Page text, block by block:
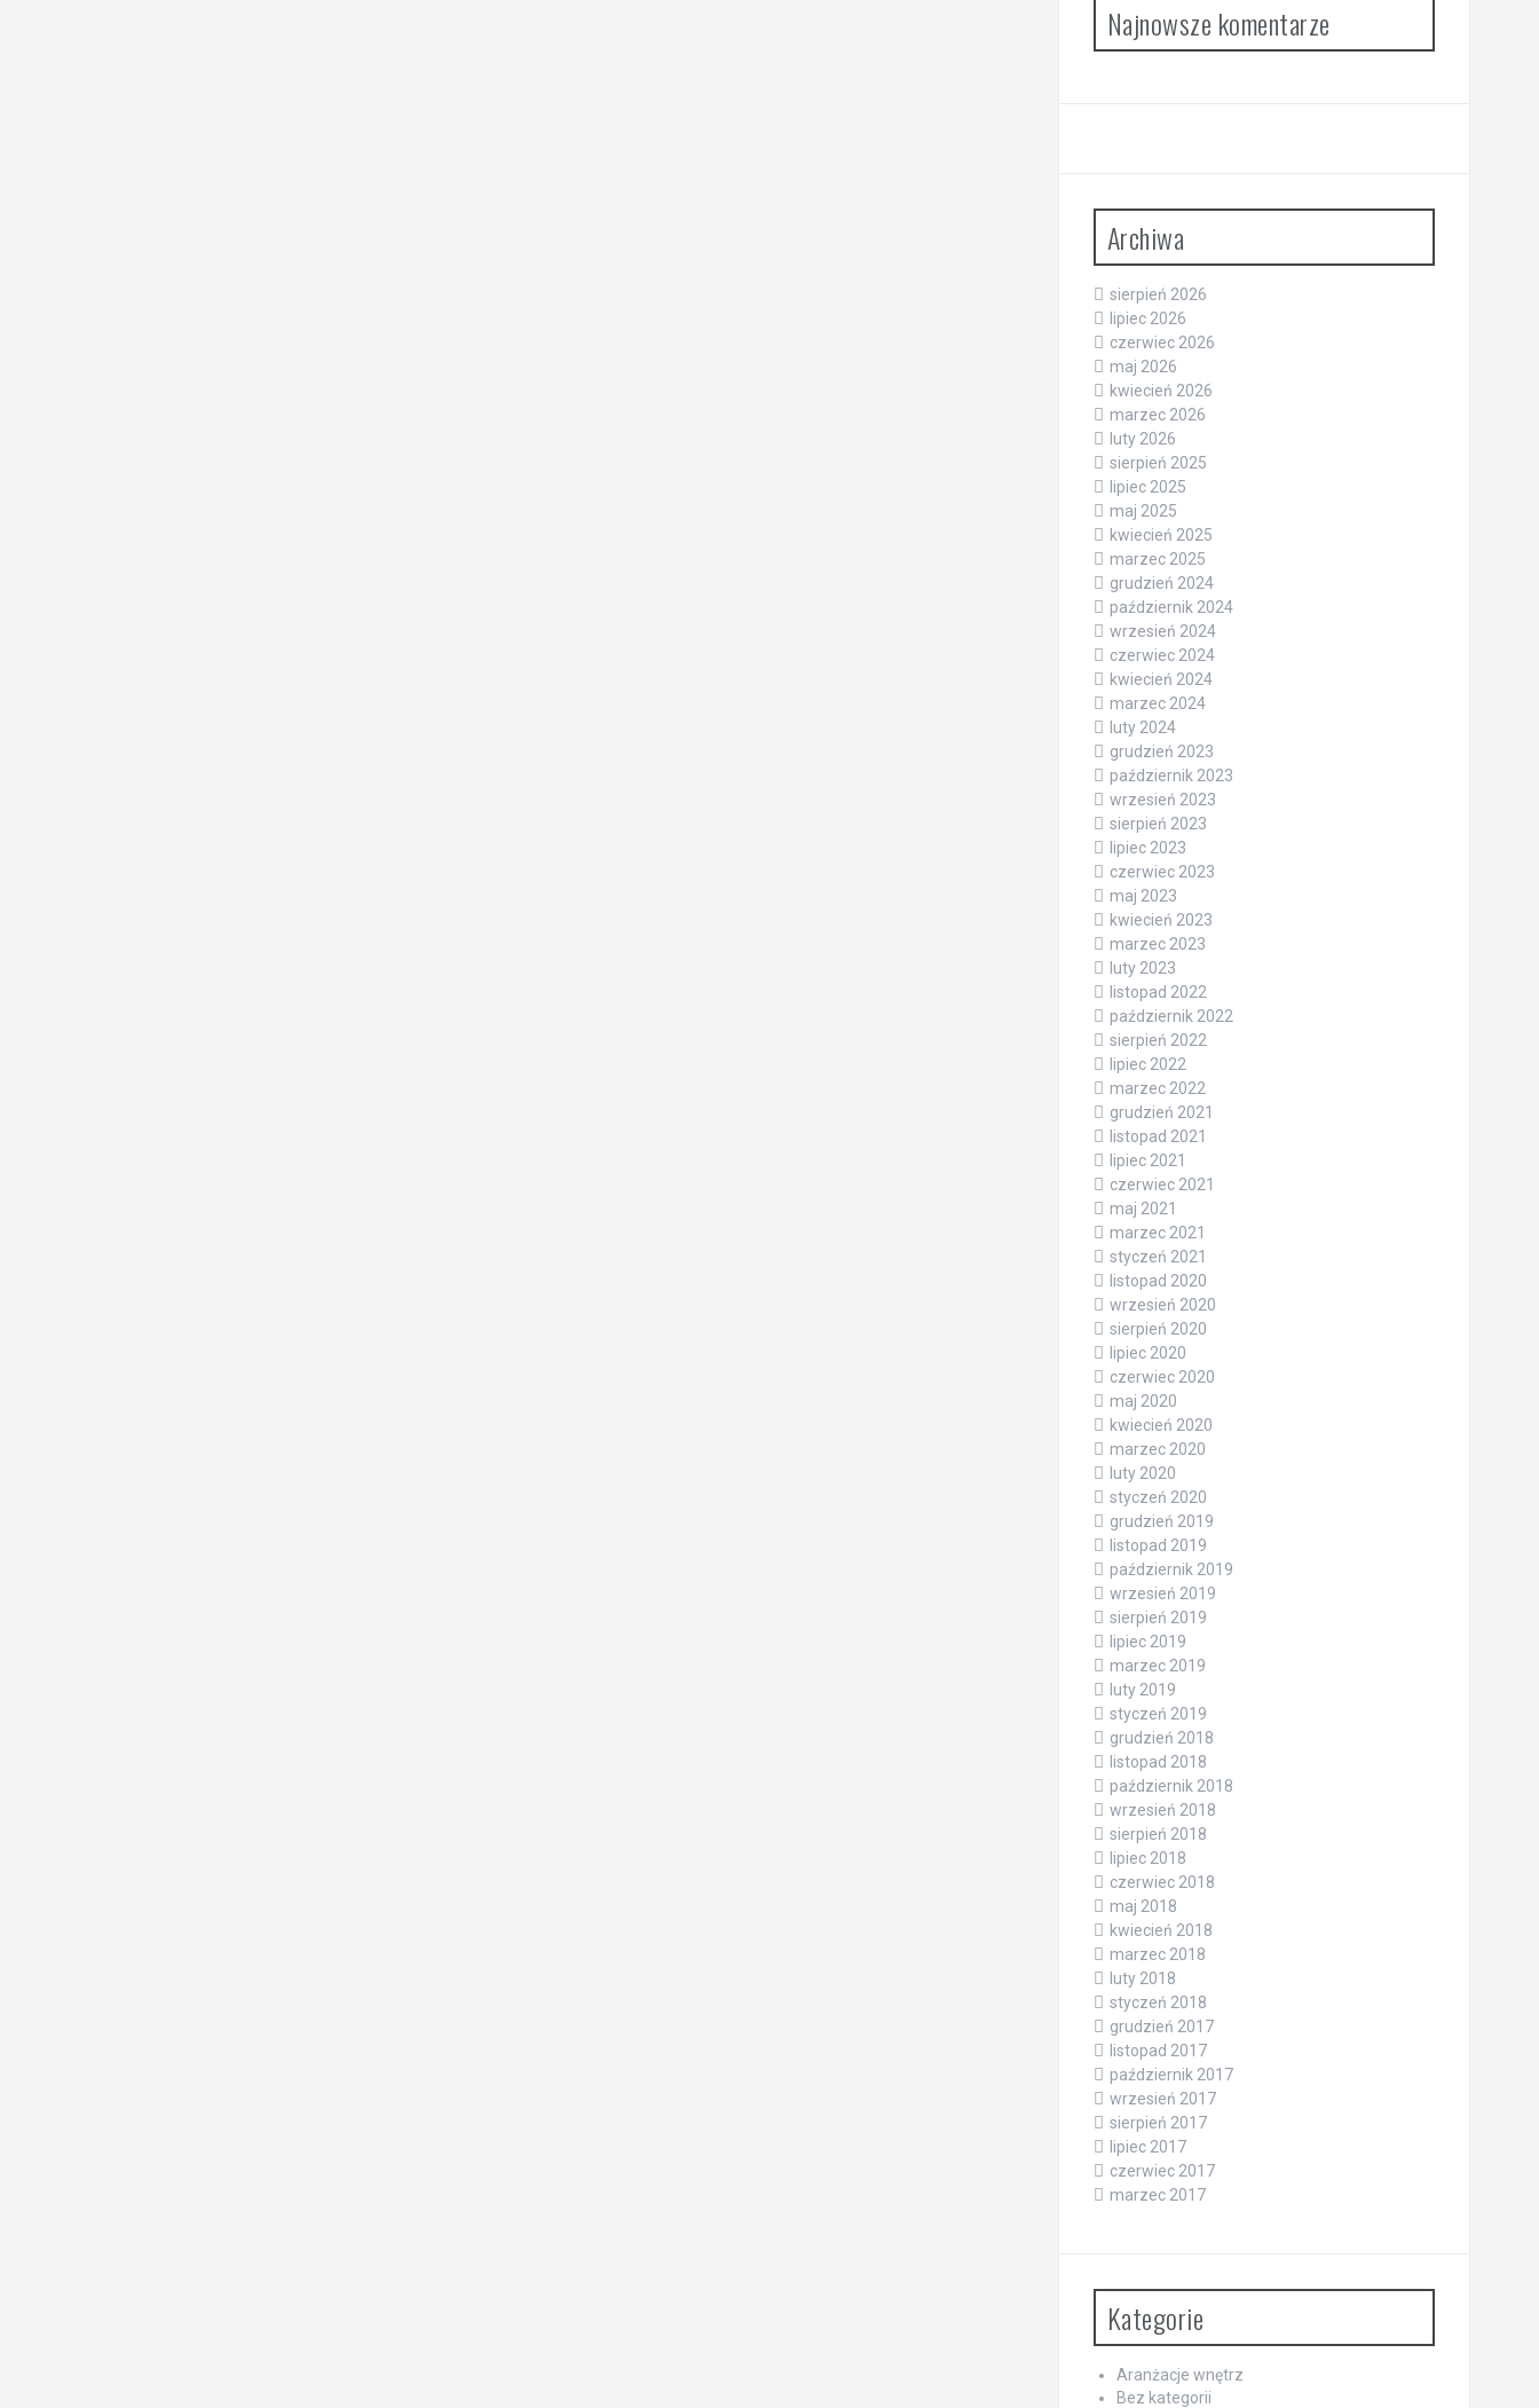
Najnowsze komentarze
Archiwa
sierpień 2026
lipiec 2026
czerwiec 2026
maj 2026
kwiecień 2026
marzec 2026
luty 2026
sierpień 2025
lipiec 2025
maj 2025
kwiecień 2025
marzec 2025
grudzień 2024
październik 2024
wrzesień 2024
czerwiec 2024
kwiecień 2024
marzec 2024
luty 2024
grudzień 2023
październik 2023
wrzesień 2023
sierpień 2023
lipiec 2023
czerwiec 2023
maj 2023
kwiecień 2023
marzec 2023
luty 2023
listopad 2022
październik 2022
sierpień 2022
lipiec 2022
marzec 2022
grudzień 2021
listopad 2021
lipiec 2021
czerwiec 2021
maj 2021
marzec 2021
styczeń 2021
listopad 2020
wrzesień 2020
sierpień 2020
lipiec 2020
czerwiec 2020
maj 2020
kwiecień 2020
marzec 2020
luty 2020
styczeń 2020
grudzień 2019
listopad 2019
październik 2019
wrzesień 2019
sierpień 2019
lipiec 2019
marzec 2019
luty 2019
styczeń 2019
grudzień 2018
listopad 2018
październik 2018
wrzesień 2018
sierpień 2018
lipiec 2018
czerwiec 2018
maj 2018
kwiecień 2018
marzec 2018
luty 2018
styczeń 2018
grudzień 2017
listopad 2017
październik 2017
wrzesień 2017
sierpień 2017
lipiec 2017
czerwiec 2017
marzec 2017
Kategorie
Aranżacje wnętrz
Bez kategorii